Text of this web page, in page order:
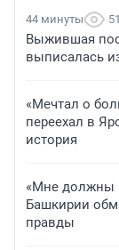
44 минуты
Выжившая
выписалась
«Мечтал о
переехал в
история
«Мне должны
Башкирии
правды